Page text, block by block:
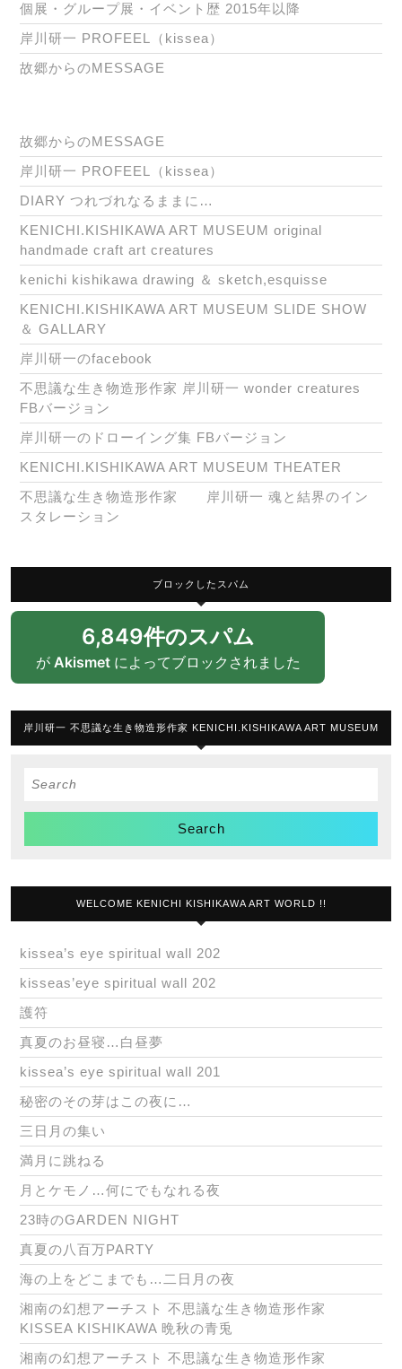
個展・グループ展・イベント歴 2015年以降
岸川研一 PROFEEL（kissea）
故郷からのMESSAGE
故郷からのMESSAGE
岸川研一 PROFEEL（kissea）
DIARY つれづれなるままに…
KENICHI.KISHIKAWA ART MUSEUM original
handmade craft art creatures
kenichi kishikawa drawing ＆ sketch,esquisse
KENICHI.KISHIKAWA ART MUSEUM SLIDE SHOW
＆ GALLARY
岸川研一のfacebook
不思議な生き物造形作家 岸川研一 wonder creatures
FBバージョン
岸川研一のドローイング集 FBバージョン
KENICHI.KISHIKAWA ART MUSEUM THEATER
不思議な生き物造形作家 岸川研一 魂と結界のイン
スタレーション
ブロックしたスパム
6,849件のスパム
が Akismetによってブロックされました
岸川研一 不思議な生き物造形作家 KENICHI.KISHIKAWA ART MUSEUM
Search
WELCOME KENICHI KISHIKAWA ART WORLD !!
kissea’s eye spiritual wall 202
kisseas’eye spiritual wall 202
護符
真夏のお昼寝…白昼夢
kissea’s eye spiritual wall 201
秘密のその芽はこの夜に…
三日月の集い
満月に跳ねる
月とケモノ…何にでもなれる夜
23時のGARDEN NIGHT
真夏の八百万PARTY
海の上をどこまでも…二日月の夜
湘南の幻想アーチスト 不思議な生き物造形作家
KISSEA KISHIKAWA 晩秋の青兎
湘南の幻想アーチスト 不思議な生き物造形作家